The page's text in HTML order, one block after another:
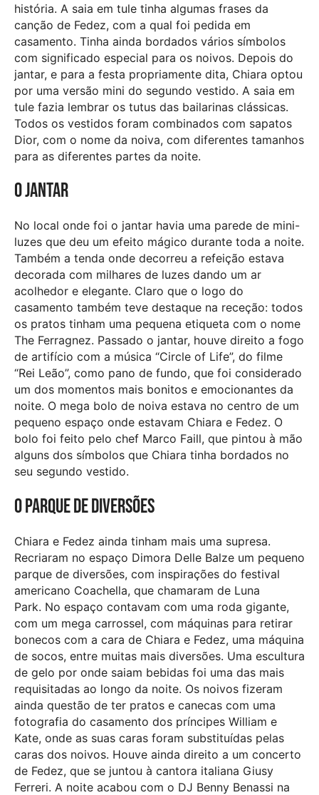
história. A saia em tule tinha algumas frases da
canção de Fedez, com a qual foi pedida em
casamento. Tinha ainda bordados vários símbolos
com significado especial para os noivos. Depois do
jantar, e para a festa propriamente dita, Chiara optou
por uma versão mini do segundo vestido. A saia em
tule fazia lembrar os tutus das bailarinas clássicas.
Todos os vestidos foram combinados com sapatos
Dior, com o nome da noiva, com diferentes tamanhos
para as diferentes partes da noite.
O jantar
No local onde foi o jantar havia uma parede de mini-
luzes que deu um efeito mágico durante toda a noite.
Também a tenda onde decorreu a refeição estava
decorada com milhares de luzes dando um ar
acolhedor e elegante. Claro que o logo do
casamento também teve destaque na receção: todos
os pratos tinham uma pequena etiqueta com o nome
The Ferragnez. Passado o jantar, houve direito a fogo
de artifício com a música “Circle of Life”, do filme
“Rei Leão”, como pano de fundo, que foi considerado
um dos momentos mais bonitos e emocionantes da
noite. O mega bolo de noiva estava no centro de um
pequeno espaço onde estavam Chiara e Fedez. O
bolo foi feito pelo chef Marco Faill, que pintou à mão
alguns dos símbolos que Chiara tinha bordados no
seu segundo vestido.
O parque de diversões
Chiara e Fedez ainda tinham mais uma supresa.
Recriaram no espaço Dimora Delle Balze um pequeno
parque de diversões, com inspirações do festival
americano Coachella, que chamaram de Luna
Park. No espaço contavam com uma roda gigante,
com um mega carrossel, com máquinas para retirar
bonecos com a cara de Chiara e Fedez, uma máquina
de socos, entre muitas mais diversões. Uma escultura
de gelo por onde saiam bebidas foi uma das mais
requisitadas ao longo da noite. Os noivos fizeram
ainda questão de ter pratos e canecas com uma
fotografia do casamento dos príncipes William e
Kate, onde as suas caras foram substituídas pelas
caras dos noivos. Houve ainda direito a um concerto
de Fedez, que se juntou à cantora italiana Giusy
Ferreri. A noite acabou com o DJ Benny Benassi na